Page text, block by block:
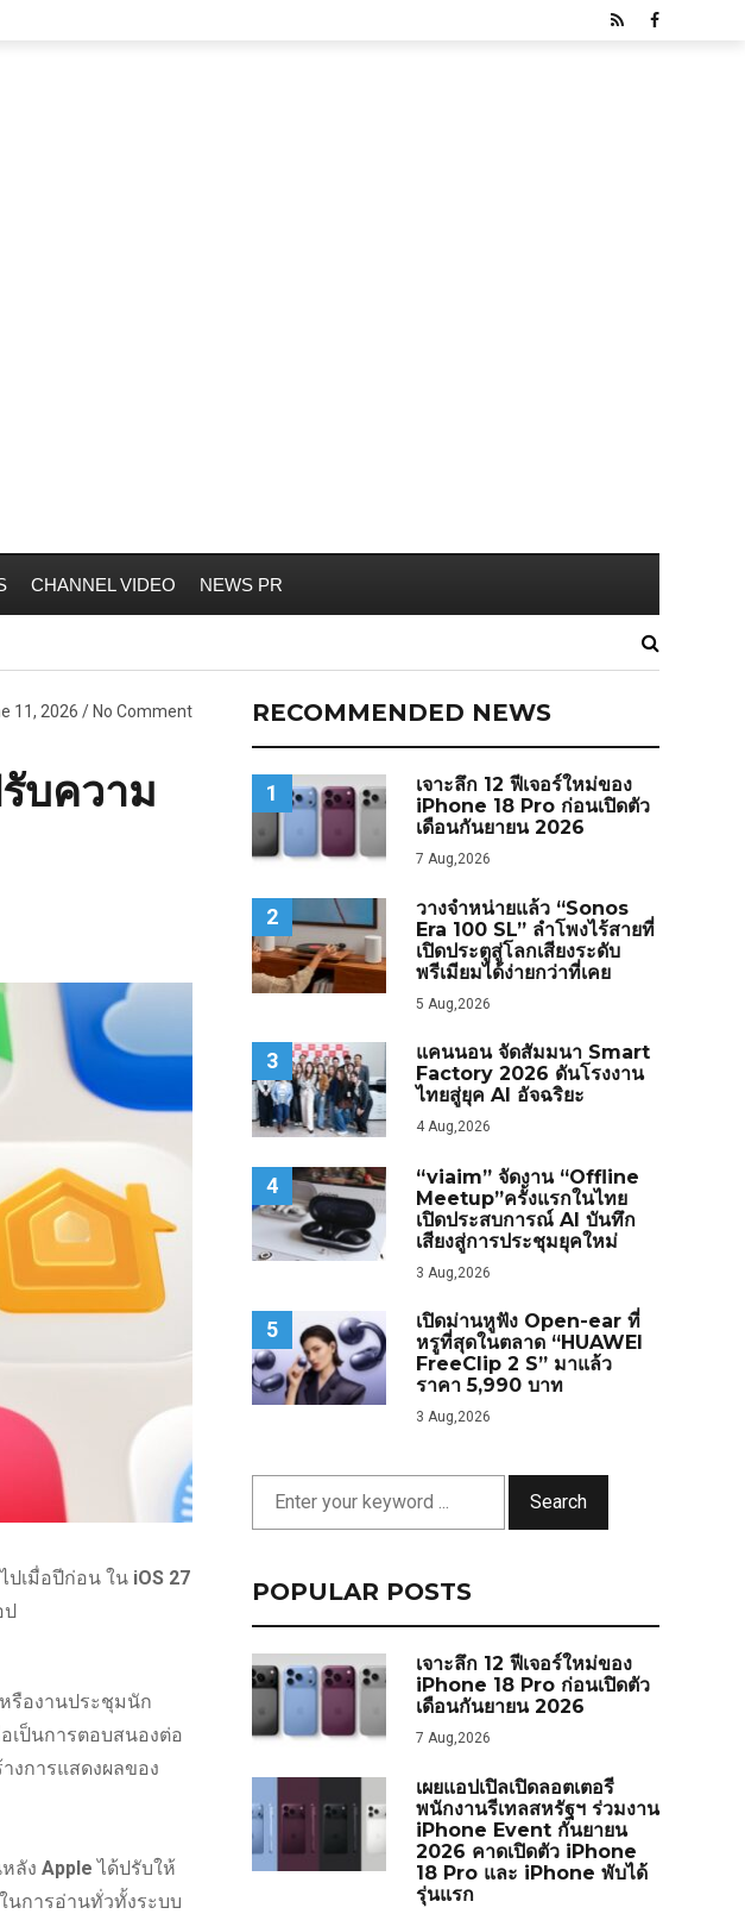
CHANNEL VIDEO NEWS PR
11, 2026 / No Comment
บความ
ปเมื่อปีก่อน ใน iOS 27
ป
หรืองานประชุมนัก
เป็นการตอบสนองต่อ
งการแสดงผลของ
ลัง Apple ได้ปรับให้
นการอ่านทั่วทั้งระบบ
RECOMMENDED NEWS
1
เจาะลึก 12 ฟีเจอร์ใหม่ของ
iPhone 18 Pro ก่อนเปิดตัว
เดือนกันยายน 2026
7 Aug,2026
2
วางจำหน่ายแล้ว “Sonos
Era 100 SL” ลำโพงไร้สายที่
เปิดประตูสู่โลกเสียงระดับ
พรีเมียมได้ง่ายกว่าที่เคย
5 Aug,2026
3
แคนนอน จัดสัมมนา Smart
Factory 2026 ดันโรงงาน
ไทยสู่ยุค AI อัจฉริยะ
4 Aug,2026
4
“viaim” จัดงาน “Offline
Meetup”ครั้งแรกในไทย
เปิดประสบการณ์ AI บันทึก
เสียงสู่การประชุมยุคใหม่
3 Aug,2026
5
เปิดม่านหูฟัง Open-ear ที่
หรูที่สุดในตลาด “HUAWEI
FreeClip 2 S” มาแล้ว
ราคา 5,990 บาท
3 Aug,2026
Search
POPULAR POSTS
เจาะลึก 12 ฟีเจอร์ใหม่ของ
iPhone 18 Pro ก่อนเปิดตัว
เดือนกันยายน 2026
7 Aug,2026
เผยแอปเปิลเปิดลอตเตอรี
พนักงานรีเทลสหรัฐฯ ร่วมงาน
iPhone Event กันยายน
2026 คาดเปิดตัว iPhone
18 Pro และ iPhone พับได้
รุ่นแรก